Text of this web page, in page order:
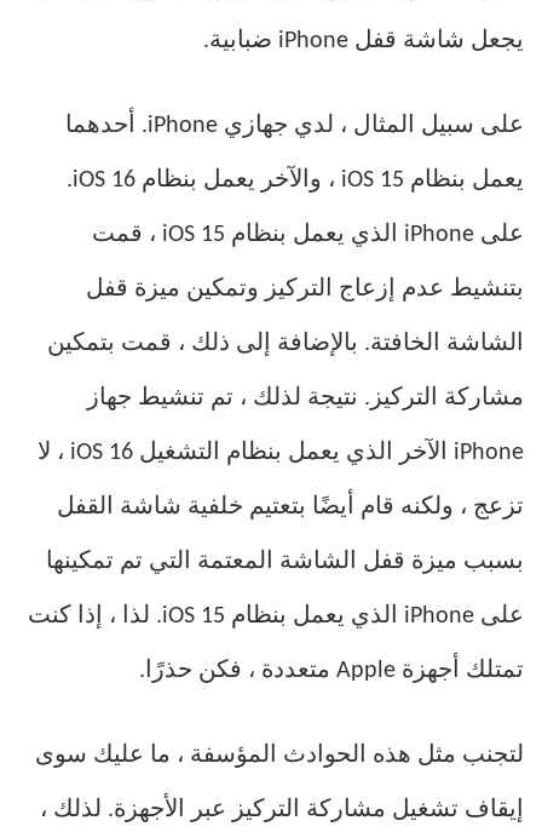
يجعل شاشة قفل iPhone ضبابية.
على سبيل المثال ، لدي جهازي iPhone. أحدهما
يعمل بنظام iOS 15 ، والآخر يعمل بنظام iOS 16.
على iPhone الذي يعمل بنظام iOS 15 ، قمت
بتنشيط عدم إزعاج التركيز وتمكين ميزة قفل
الشاشة الخافتة. بالإضافة إلى ذلك ، قمت بتمكين
مشاركة التركيز. نتيجة لذلك ، تم تنشيط جهاز
iPhone الآخر الذي يعمل بنظام التشغيل iOS 16 ، لا
تزعج ، ولكنه قام أيضًا بتعتيم خلفية شاشة القفل
بسبب ميزة قفل الشاشة المعتمة التي تم تمكينها
على iPhone الذي يعمل بنظام iOS 15. لذا ، إذا كنت
تمتلك أجهزة Apple متعددة ، فكن حذرًا.
لتجنب مثل هذه الحوادث المؤسفة ، ما عليك سوى
إيقاف تشغيل مشاركة التركيز عبر الأجهزة. لذلك ،